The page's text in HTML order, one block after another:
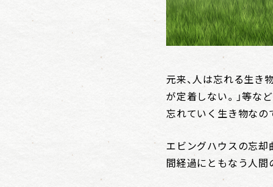
元来、人は忘れる生き
が定着しない。」等な
忘れていく生き物なの
エビングハウスの忘却
間経過にともなう人間